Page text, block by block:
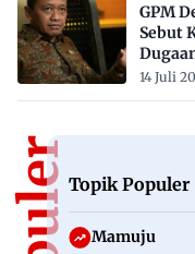
GPM
Sebut
14 Juli
Topik Populer
Mamuju